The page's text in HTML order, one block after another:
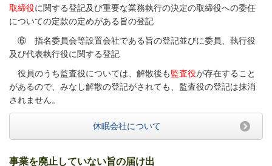
取締役に関する登記及び重要な業務執行の決定の取締役への委任
についての定款の定めがある旨の登記
⑥ 指名委員会等設置会社である旨の登記並びに委員、執行役
及び代表執行役に関する登記
役員のうち監査役については、解散後も監査役が存在すること
があるので、みなし解散の登記がされても、監査役の登記は抹消
されません。
休眠会社について
事業を廃止していない旨の届け出